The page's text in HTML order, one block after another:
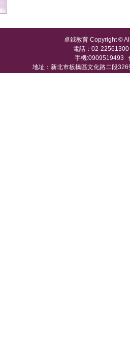
卓鉞教育 Copyright ©
電話：02-
手機:0909519493
地址：新北市板橋區文化路二段